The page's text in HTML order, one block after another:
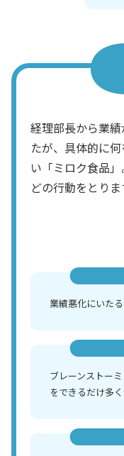
経理部長から業
たが、具体的に
い「ミロク食品
どの行動をとりま
業績悪化にいた
ブレーンストー
をできるだけ多く